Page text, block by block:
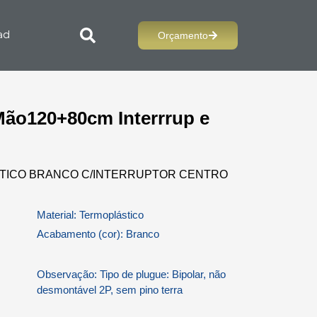
Orçamento
Interrrup e
BRANCO C/INTERRUPTOR CENTRO
Material: Termoplástico
Acabamento (cor): Branco
Observação: Tipo de plugue: Bipolar, não
desmontável 2P, sem pino terra